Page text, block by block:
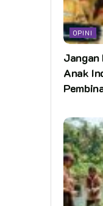
OPINI
Jangan
Anak